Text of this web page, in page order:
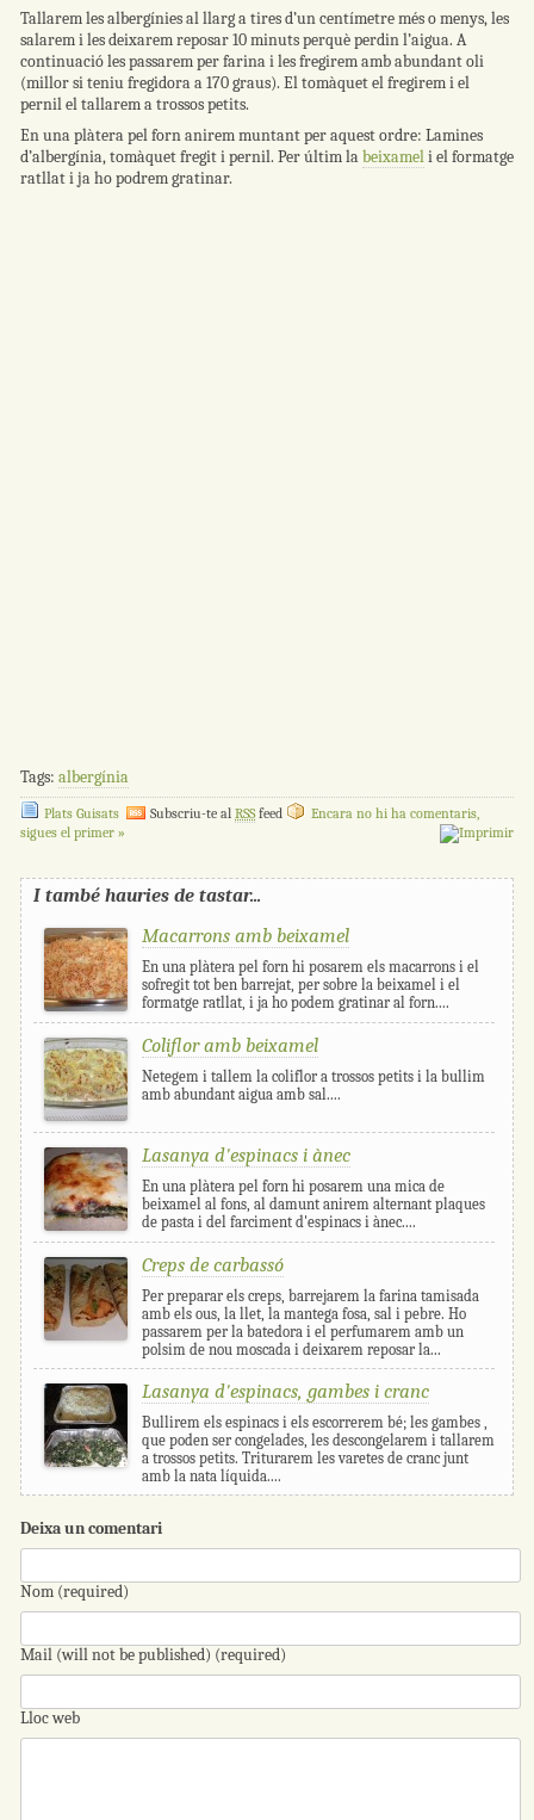
Tallarem les albergínies al llarg a tires d’un centímetre més o menys, les
salarem i les deixarem reposar 10 minuts perquè perdin l’aigua. A
continuació les passarem per farina i les fregirem amb abundant oli
(millor si teniu fregidora a 170 graus). El tomàquet el fregirem i el
pernil el tallarem a trossos petits.
En una plàtera pel forn anirem muntant per aquest ordre: Lamines
d’albergínia, tomàquet fregit i pernil. Per últim labeixameli el formatge
ratllat i ja ho podrem gratinar.
Tags: albergínia
Plats Guisats Subscriu-te al RSSfeed
Encara no hi ha comentaris,
sigues el primer »
I també hauries de tastar...
Macarrons amb beixamel
En una plàtera pel forn hi posarem els macarrons i el
sofregit tot ben barrejat, per sobre la beixamel i el
formatge ratllat, i ja ho podem gratinar al forn....
Coliflor amb beixamel
Netegem i tallem la coliflor a trossos petits i la bullim
amb abundant aigua amb sal....
Lasanya d'espinacs i ànec
En una plàtera pel forn hi posarem una mica de
beixamel al fons, al damunt anirem alternant plaques
de pasta i del farciment d'espinacs i ànec....
Creps de carbassó
Per preparar els creps, barrejarem la farina tamisada
amb els ous, la llet, la mantega fosa, sal i pebre. Ho
passarem per la batedora i el perfumarem amb un
polsim de nou moscada i deixarem reposar la...
Lasanya d'espinacs, gambes i cranc
Bullirem els espinacs i els escorrerem bé; les gambes ,
que poden ser congelades, les descongelarem i tallarem
a trossos petits. Triturarem les varetes de cranc junt
amb la nata líquida....
Deixa un comentari
Nom (required)
Mail (will not be published) (required)
Lloc web